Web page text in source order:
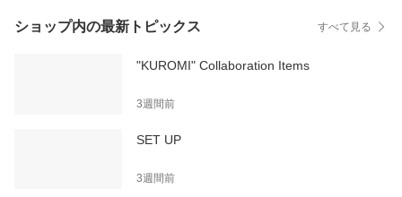
ショップ内の最新トピックス すべて見る
"KUROMI" Collaboration Items
3週間前
SET UP
3週間前